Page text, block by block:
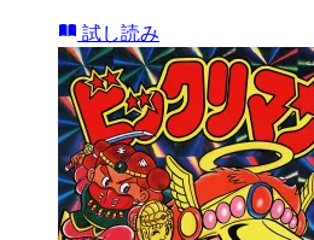
試し読み